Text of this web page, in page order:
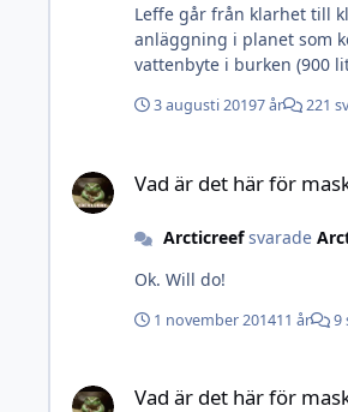
Leffe går från klarhet till
anläggning i planet som
vattenbyte i burken (900
3 augusti 20197 år 221
Vad är det här för
Arcticreefsvarade
Ok. Will do!
1 november 201411 år 9
Vad är det här för